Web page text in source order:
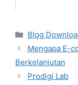
Categories
Blog
Mengapa E-
Berkelanjutan
Prodigi Lab